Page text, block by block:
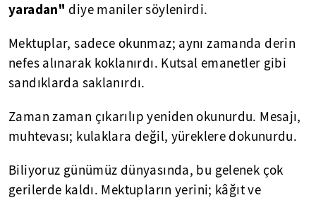
yaradan" diye maniler söylenirdi.
Mektuplar, sadece okunmaz; aynı zamanda derin
nefes alınarak koklanırdı. Kutsal emanetler gibi
sandıklarda saklanırdı.
Zaman zaman çıkarılıp yeniden okunurdu. Mesajı,
muhtevası; kulaklara değil, yüreklere dokunurdu.
Biliyoruz günümüz dünyasında, bu gelenek çok
gerilerde kaldı. Mektupların yerini; kâğıt ve